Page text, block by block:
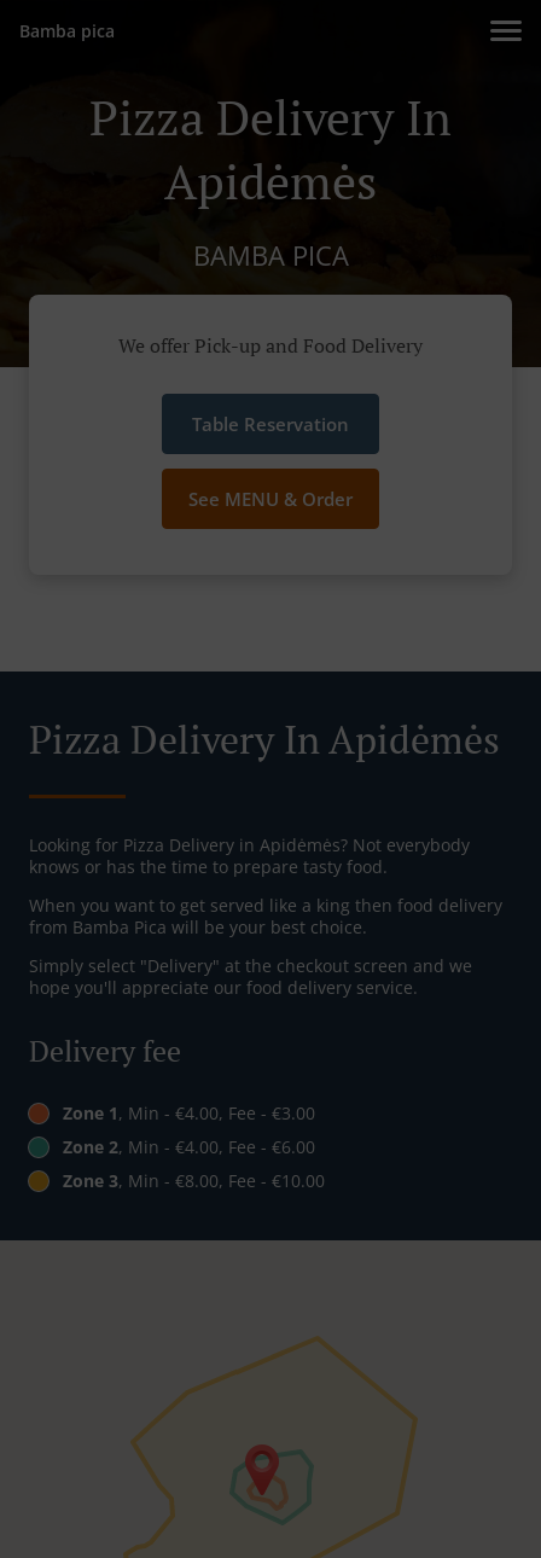
Bamba pica
Pizza Delivery In
Apidėmės
BAMBA PICA
We offer Pick-up and Food Delivery
Table Reservation
See MENU & Order
Pizza Delivery In Apidėmės
Looking for Pizza Delivery in Apidėmės? Not everybody
knows or has the time to prepare tasty food.
When you want to get served like a king then food delivery
from Bamba Pica will be your best choice.
Simply select "Delivery" at the checkout screen and we
hope you'll appreciate our food delivery service.
Delivery fee
Zone 1, Min - €4.00, Fee - €3.00
Zone 2, Min - €4.00, Fee - €6.00
Zone 3, Min - €8.00, Fee - €10.00